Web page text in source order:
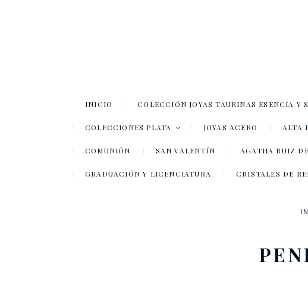
INICIO COLECCIÓN JOYAS TAURINAS ESENCIA Y
COLECCIONES PLATA JOYAS ACERO ALTA
COMUNIÓN SAN VALENTÍN AGATHA RUIZ
GRADUACIÓN Y LICENCIATURA CRISTALES DE